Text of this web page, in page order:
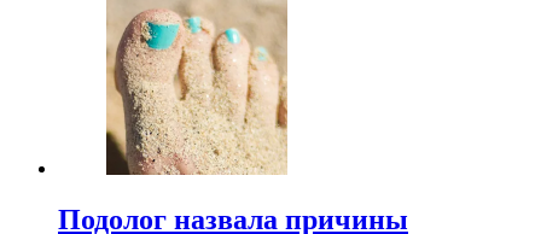
Подолог назвала причины